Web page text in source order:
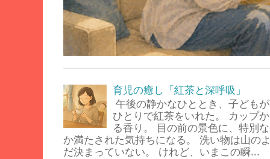
育児の癒し「紅茶と深呼吸」
午後の静かなひととき、子ども
ひとりで紅茶をいれた。 カップ
る香り。 目の前の景色に、特別
か満たされた気持ちになる。 洗い物は山の
だ決まっていない。 けれど、いまこの瞬...